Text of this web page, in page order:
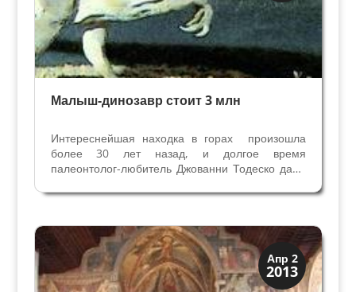
Малыш-динозавр стоит 3 млн
Интереснейшая находка в горах произошла
более 30 лет назад, и долгое время
палеонтолог-любитель Джованни Тодеско даже
может стоить свыше 3 милионов евро.
профессиональны-палеонтологи, когда...
Апр 2
2013
История
Открытия